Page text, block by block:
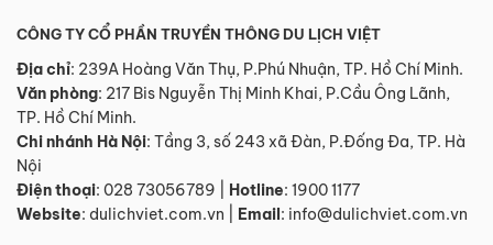
CÔNG TY CỔ PHẦN TRUYỀN THÔNG DU LỊCH VIỆT
Địa chỉ: 239A Hoàng Văn Thụ, P.Phú Nhuận, TP. Hồ Chí Minh.
Văn phòng: 217 Bis Nguyễn Thị Minh Khai, P.Cầu Ông Lãnh,
TP. Hồ Chí Minh.
Chi nhánh Hà Nội: Tầng 3, số 243 xã Đàn, P.Đống Đa, TP. Hà
Nội
Điện thoại: 028 73056789 Hotline: 1900 1177
Website: dulichviet.com.vn Email: info@dulichviet.com.vn